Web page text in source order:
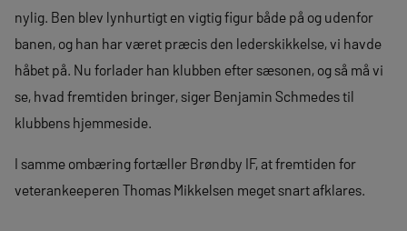
nylig. Ben blev lynhurtigt en vigtig figur både på og udenfor
banen, og han har været præcis den lederskikkelse, vi havde
håbet på. Nu forlader han klubben efter sæsonen, og så må vi
se, hvad fremtiden bringer, siger Benjamin Schmedes til
klubbens hjemmeside.
I samme ombæring fortæller Brøndby IF, at fremtiden for
veterankeeperen Thomas Mikkelsen meget snart afklares.